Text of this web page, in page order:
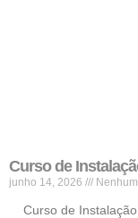
Curso de
junho 14, 2026
Curso de Instalação